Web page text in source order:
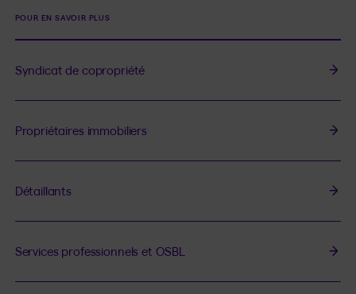
POUR EN SAVOIR PLUS
Syndicat de copropriété
Propriétaires immobiliers
Détaillants
Services professionnels et OSBL